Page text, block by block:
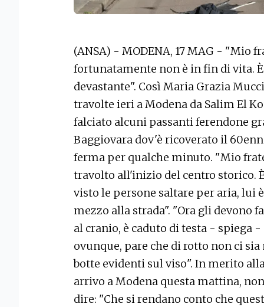
(ANSA) - MODENA, 17 MAG - "Mio
fortunatamente non è in fin di vita.
devastante". Così Maria Grazia
travolte ieri a Modena da Salim El
falciato alcuni passanti ferendone
Baggiovara dov'è ricoverato il
ferma per qualche minuto. "Mio
travolto all'inizio del centro storico.
visto le persone saltare per aria, lui
mezzo alla strada". "Ora gli devono
al cranio, è caduto di testa - spiega
ovunque, pare che di rotto non ci
botte evidenti sul viso". In merito
arrivo a Modena questa mattina,
dire: "Che si rendano conto che